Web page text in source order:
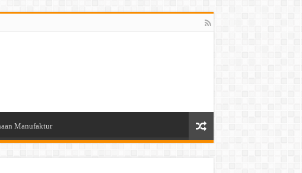
Manufaktur